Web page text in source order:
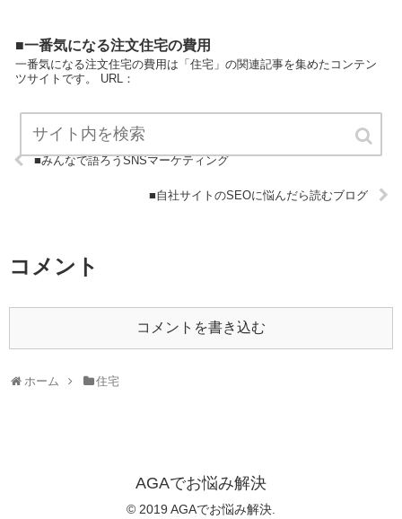
■一番気になる注文住宅の費用
一番気になる注文住宅の費用は「住宅」の関連記事を集めたコンテン
ツサイトです。 URL：
■みんなで語ろうSNSマーケティング
■自社サイトのSEOに悩んだら読むブログ
コメント
コメントを書き込む
ホーム 住宅
AGAでお悩み解決
© 2019 AGAでお悩み解決.